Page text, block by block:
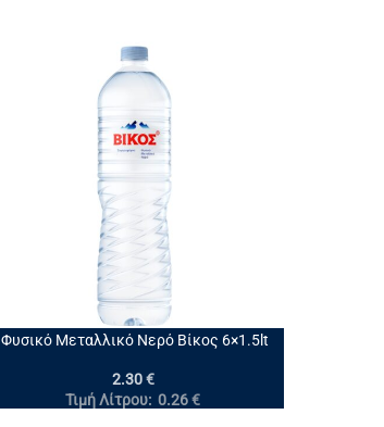
Φυσικό Μεταλλικό Νερό Βίκος 6×1.5lt
2.30€
Τιμή Λίτρου: 0.26€